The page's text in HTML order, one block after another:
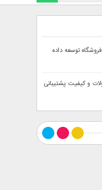
فروشگاه توسعه داده
قیمت محصولات و کیفیت پشتیبانی